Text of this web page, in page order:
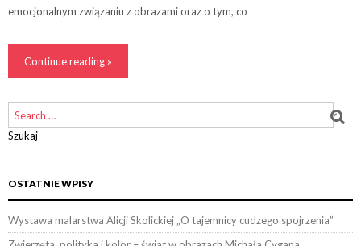
emocjonalnym związaniu z obrazami oraz o tym, co
Continue reading »
Szukaj
OSTATNIE WPISY
Wystawa malarstwa Alicji Skolickiej „O tajemnicy cudzego spojrzenia”